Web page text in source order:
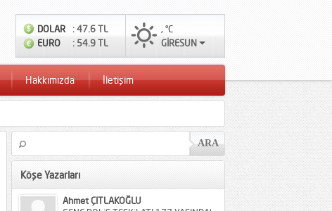
DOLAR
: 47.6 TL
EURO
: 54.9 TL
, °C
GİRESUN
Hakkımızda İletişim
Köşe Yazarları
Ahmet ÇITLAKOĞLU